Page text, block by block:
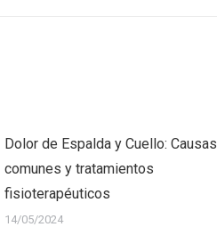
Dolor de Espalda y Cuello: Causas
comunes y tratamientos
fisioterapéuticos
14/05/2024